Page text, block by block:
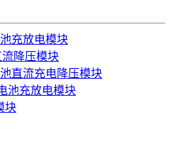
充放电模块
流降压模块
直流充电降压模块
池充放电模块
块